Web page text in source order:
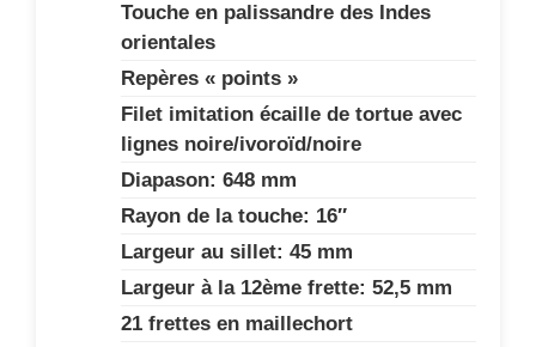
Touche en palissandre des Indes
orientales
Repères « points »
Filet imitation écaille de tortue avec
lignes noire/ivoroïd/noire
Diapason: 648 mm
Rayon de la touche: 16″
Largeur au sillet: 45 mm
Largeur à la 12ème frette: 52,5 mm
21 frettes en maillechort